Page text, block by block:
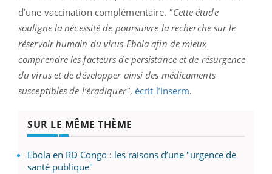
d’une vaccination complémentaire. "Cette étude
souligne la nécessité de poursuivre la recherche sur le
réservoir humain du virus Ebola afin de mieux
comprendre les facteurs de persistance et de résurgence
du virus et de développer ainsi des médicaments
susceptibles de l’éradiquer",écrit l’Inserm.
SUR LE MÊME THÈME
Ebola en RD Congo : les raisons d’une "urgence de
santé publique"